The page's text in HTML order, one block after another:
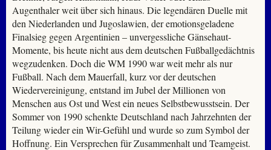
Augenthaler weit über sich hinaus. Die legendären Duelle mit
den Niederlanden und Jugoslawien, der emotionsgeladene
Finalsieg gegen Argentinien – unvergessliche Gänsehaut-
Momente, bis heute nicht aus dem deutschen Fußballgedächtnis
wegzudenken. Doch die WM 1990 war weit mehr als nur
Fußball. Nach dem Mauerfall, kurz vor der deutschen
Wiedervereinigung, entstand im Jubel der Millionen von
Menschen aus Ost und West ein neues Selbstbewusstsein. Der
Sommer von 1990 schenkte Deutschland nach Jahrzehnten der
Teilung wieder ein Wir-Gefühl und wurde so zum Symbol der
Hoffnung. Ein Versprechen für Zusammenhalt und Teamgeist.